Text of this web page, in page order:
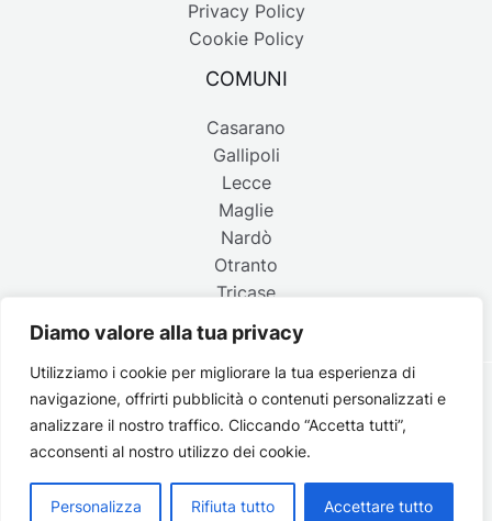
Diamo valore alla tua privacy
Utilizziamo i cookie per migliorare la tua esperienza di
navigazione, offrirti pubblicità o contenuti personalizzati e
analizzare il nostro traffico. Cliccando “Accetta tutti”,
acconsenti al nostro utilizzo dei cookie.
Personalizza Rifiuta tutto Accettare tutto
Privacy Policy
Cookie Policy
COMUNI
Casarano
Gallipoli
Lecce
Maglie
Nardò
Otranto
Tricase
Copyright © 2026 Belpaese | Periodico d'informazione del
Salento - P.IVA 4637850753 - Testata registrata il 18 gennaio